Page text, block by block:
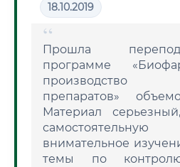
18.10.2019
Прошла
программе
производство
препаратов»
Материал
внимательное
темы по